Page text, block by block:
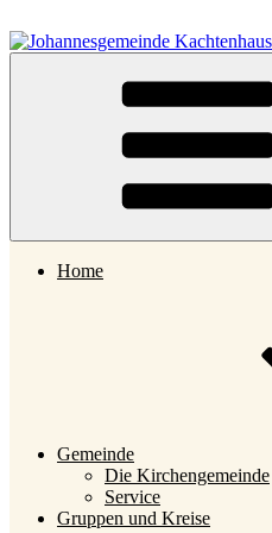
Inhalt
springen
Johannesgemeinde Kachtenhausen
Home
Gemeinde
Die Kirchengemeinde
Service
Gruppen und Kreise